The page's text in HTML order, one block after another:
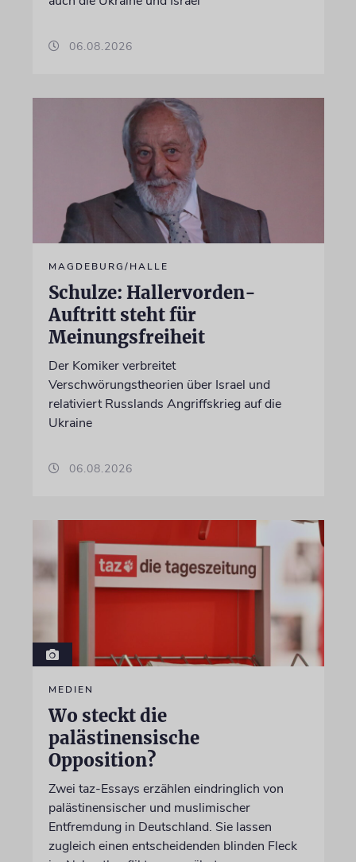
06.08.2026
MAGDEBURG/HALLE
Schulze: Hallervorden-
Auftritt steht für
Meinungsfreiheit
Der Komiker verbreitet
Verschwörungstheorien über Israel und
relativiert Russlands Angriffskrieg auf die
Ukraine
06.08.2026
MEDIEN
Wo steckt die
palästinensische
Opposition?
Zwei taz-Essays erzählen eindringlich von
palästinensischer und muslimischer
Entfremdung in Deutschland. Sie lassen
zugleich einen entscheidenden blinden Fleck